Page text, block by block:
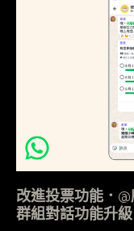
改進投票功能．
群組對話功能升級